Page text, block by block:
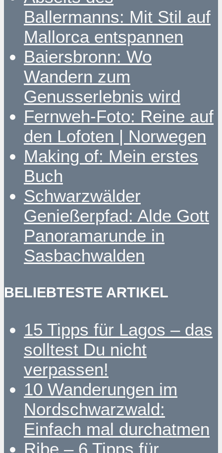
Ballermanns: Mit Stil auf
Mallorca entspannen
Baiersbronn: Wo
Wandern zum
Genusserlebnis wird
Fernweh-Foto: Reine auf
den Lofoten | Norwegen
Making of: Mein erstes
Buch
Schwarzwälder
Genießerpfad: Alde Gott
Panoramarunde in
Sasbachwalden
BELIEBTESTE ARTIKEL
15 Tipps für Lagos – das
solltest Du nicht
verpassen!
10 Wanderungen im
Nordschwarzwald:
Einfach mal durchatmen
Ribe – 6 Tipps für